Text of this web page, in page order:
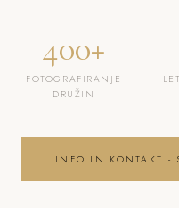
400+
FOTOGRAFIRANJE
DRUŽIN
INFO IN KONTAKT -